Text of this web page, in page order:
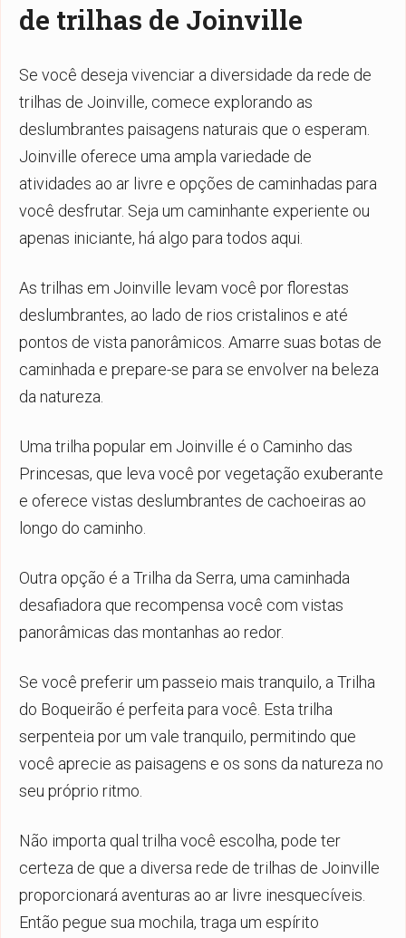
de trilhas de Joinville
Se você deseja vivenciar a diversidade da rede de
trilhas de Joinville, comece explorando as
deslumbrantes paisagens naturais que o esperam.
Joinville oferece uma ampla variedade de
atividades ao ar livre e opções de caminhadas para
você desfrutar. Seja um caminhante experiente ou
apenas iniciante, há algo para todos aqui.
As trilhas em Joinville levam você por florestas
deslumbrantes, ao lado de rios cristalinos e até
pontos de vista panorâmicos. Amarre suas botas de
caminhada e prepare-se para se envolver na beleza
da natureza.
Uma trilha popular em Joinville é o Caminho das
Princesas, que leva você por vegetação exuberante
e oferece vistas deslumbrantes de cachoeiras ao
longo do caminho.
Outra opção é a Trilha da Serra, uma caminhada
desafiadora que recompensa você com vistas
panorâmicas das montanhas ao redor.
Se você preferir um passeio mais tranquilo, a Trilha
do Boqueirão é perfeita para você. Esta trilha
serpenteia por um vale tranquilo, permitindo que
você aprecie as paisagens e os sons da natureza no
seu próprio ritmo.
Não importa qual trilha você escolha, pode ter
certeza de que a diversa rede de trilhas de Joinville
proporcionará aventuras ao ar livre inesquecíveis.
Então pegue sua mochila, traga um espírito